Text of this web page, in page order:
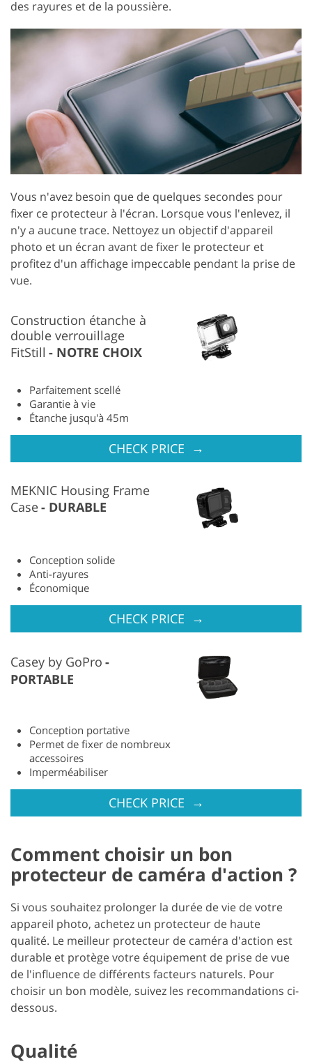
des rayures et de la poussière.
Vous n'avez besoin que de quelques secondes pour
fixer ce protecteur à l'écran. Lorsque vous l'enlevez, il
n'y a aucune trace. Nettoyez un objectif d'appareil
photo et un écran avant de fixer le protecteur et
profitez d'un affichage impeccable pendant la prise de
vue.
Construction étanche à
double verrouillage
FitStill
NOTRE CHOIX
Parfaitement scellé
Garantie à vie
Étanche jusqu'à 45m
CHECK PRICE →
MEKNIC Housing Frame
Case
DURABLE
Conception solide
Anti-rayures
Économique
CHECK PRICE →
Casey by GoPro
PORTABLE
Conception portative
Permet de fixer de nombreux
accessoires
Imperméabiliser
CHECK PRICE →
Comment choisir un bon
protecteur de caméra d'action ?
Si vous souhaitez prolonger la durée de vie de votre
appareil photo, achetez un protecteur de haute
qualité. Le meilleur protecteur de caméra d'action est
durable et protège votre équipement de prise de vue
de l'influence de différents facteurs naturels. Pour
choisir un bon modèle, suivez les recommandations ci-
dessous.
Qualité